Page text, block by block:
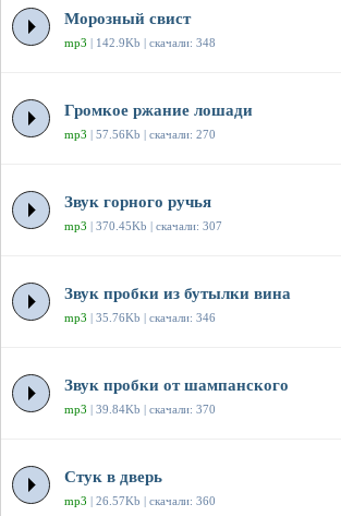
Морозный свист
mp3 | 142.9Kb | скачали: 348
Громкое ржание лошади
mp3 | 57.56Kb | скачали: 270
Звук горного ручья
mp3 | 370.45Kb | скачали: 307
Звук пробки из бутылки вина
mp3 | 35.76Kb | скачали: 346
Звук пробки от шампанского
mp3 | 39.84Kb | скачали: 370
Стук в дверь
mp3 | 26.57Kb | скачали: 360